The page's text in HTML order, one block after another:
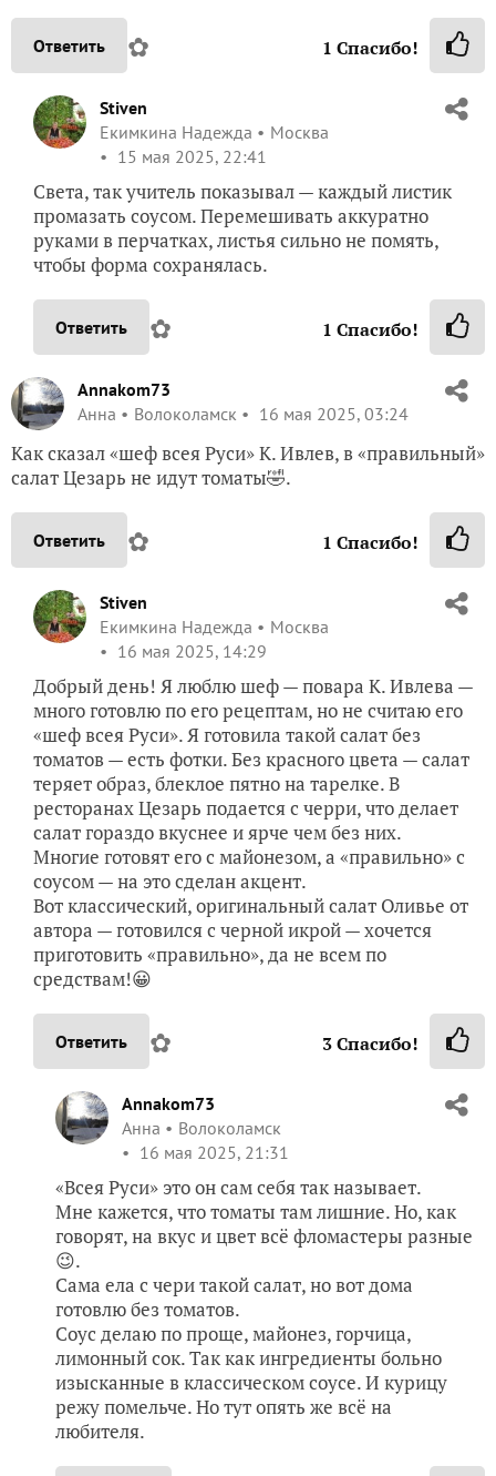
Ответить ✿ 1 Спасибо!
Stiven
Екимкина Надежда
Москва
15 мая 2025, 22:41
Света, так учитель показывал — каждый листик
промазать соусом. Перемешивать аккуратно
руками в перчатках, листья сильно не помять,
чтобы форма сохранялась.
Ответить ✿ 1 Спасибо!
Annakom73
Анна
Волоколамск 16 мая 2025, 03:24
Как сказал «шеф всея Руси» К. Ивлев, в «правильный»
салат Цезарь не идут томаты🤣.
Ответить ✿ 1 Спасибо!
Stiven
Екимкина Надежда
Москва
16 мая 2025, 14:29
Добрый день! Я люблю шеф — повара К. Ивлева —
много готовлю по его рецептам, но не считаю его
«шеф всея Руси». Я готовила такой салат без
томатов — есть фотки. Без красного цвета — салат
теряет образ, блеклое пятно на тарелке. В
ресторанах Цезарь подается с черри, что делает
салат гораздо вкуснее и ярче чем без них.
Многие готовят его с майонезом, а «правильно» с
соусом — на это сделан акцент.
Вот классический, оригинальный салат Оливье от
автора — готовился с черной икрой — хочется
приготовить «правильно», да не всем по
средствам!😀
Ответить ✿ 3Спасибо!
Annakom73
Анна
Волоколамск
16 мая 2025, 21:31
«Всея Руси» это он сам себя так называет.
Мне кажется, что томаты там лишние. Но, как
говорят, на вкус и цвет всё фломастеры разные
😉.
Сама ела с чери такой салат, но вот дома
готовлю без томатов.
Соус делаю по проще, майонез, горчица,
лимонный сок. Так как ингредиенты больно
изысканные в классическом соусе. И курицу
режу помельче. Но тут опять же всё на
любителя.